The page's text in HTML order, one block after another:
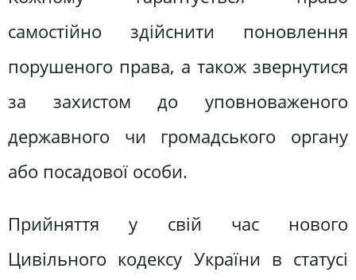
самостійно здійснити поновлення
порушеного права, а також звернутися
за захистом до уповноваженого
державного чи громадського органу
або посадової особи.
Прийняття у свій час нового
Цивільного кодексу України в статусі